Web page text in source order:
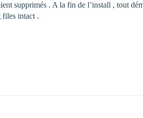
supprimés . A la fin de l’install , tout
files intact .